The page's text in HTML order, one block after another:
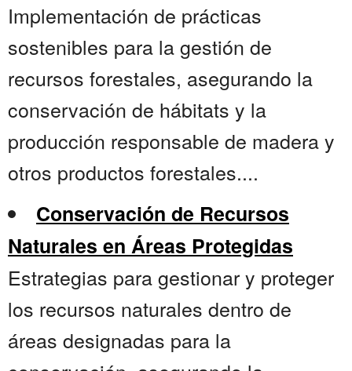
Implementación de prácticas
sostenibles para la gestión de
recursos forestales, asegurando la
conservación de hábitats y la
producción responsable de madera y
otros productos forestales....
Conservación de Recursos
Naturales en Áreas Protegidas
Estrategias para gestionar y proteger
los recursos naturales dentro de
áreas designadas para la